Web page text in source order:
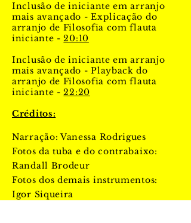
Inclusão de iniciante em arranjo
mais avançado - Explicação do
arranjo de Filosofia com flauta
iniciante -20:10
Inclusão de iniciante em arranjo
mais avançado - Playback do
arranjo de Filosofia com flauta
iniciante -22:20
Créditos:
Narração: Vanessa Rodrigues
Fotos da tuba e do contrabaixo:
Randall Brodeur
Fotos dos demais instrumentos:
Igor Siqueira